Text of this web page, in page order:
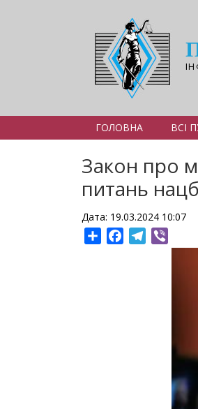
ГОЛОВНА ВСІ
Закон про
питань
Дата: 19.03.2024 10:07
ShareFacebookTelegram